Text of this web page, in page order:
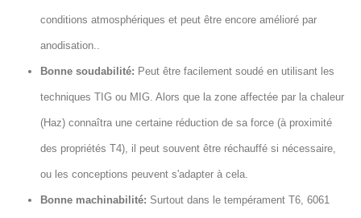
conditions atmosphériques et peut être encore amélioré par
anodisation..
Bonne soudabilité: Peut être facilement soudé en utilisant les
techniques TIG ou MIG. Alors que la zone affectée par la chaleur
(Haz) connaîtra une certaine réduction de sa force (à proximité
des propriétés T4), il peut souvent être réchauffé si nécessaire,
ou les conceptions peuvent s'adapter à cela.
Bonne machinabilité: Surtout dans le tempérament T6, 6061